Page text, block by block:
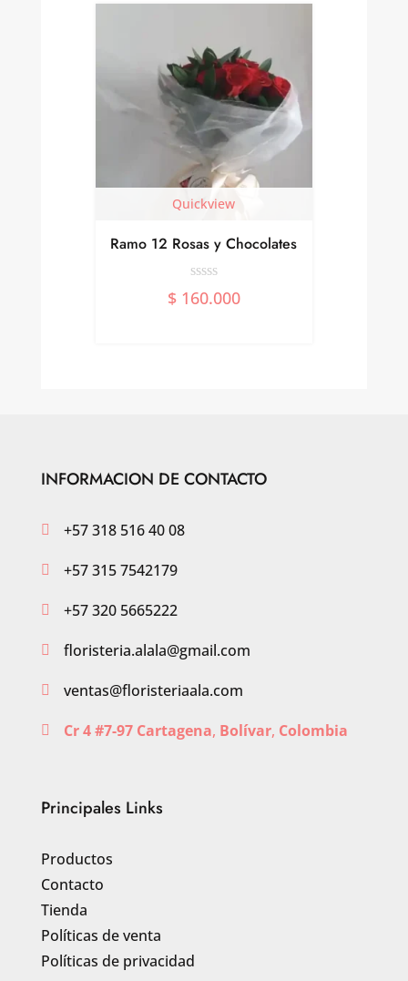
Quickview
Ramo 12 Rosas y Chocolates
$160.000
INFORMACION DE CONTACTO
 +57 318 516 40 08
 +57 315 7542179
 +57 320 5665222
 floristeria.alala@gmail.com
 ventas@floristeriaala.com
 Cr 4 #7-97 Cartagena, Bolívar, Colombia
Principales Links
Productos
Contacto
Tienda
Políticas de venta
Políticas de privacidad